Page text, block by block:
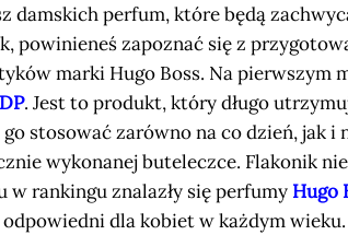
damskich perfum, które będą
powinieneś zapoznać się z
marki Hugo Boss. Na pierwszym
. Jest to produkt, który długo
go stosować zarówno na co dzień, jak
wykonanej buteleczce. Flakonik
w rankingu znalazły się perfumy Hugo
dla kobiet w każdym